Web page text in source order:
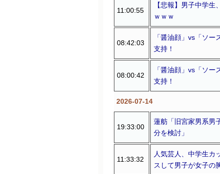
11:00:55
【悲報】男子中学
ｗｗｗ
08:42:03
「醤油顔」vs「ソ
支持！
08:00:42
「醤油顔」vs「ソ
支持！
2026-07-14
19:33:00
蓮舫「旧宮家男系男
分を検討」
11:33:32
人気芸人、中学生カ
スして男子が女子